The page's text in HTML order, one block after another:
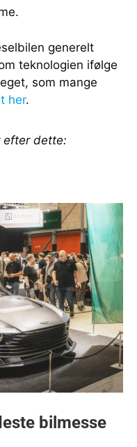
generelt
teknologien ifølge
som mange
her.
dette: